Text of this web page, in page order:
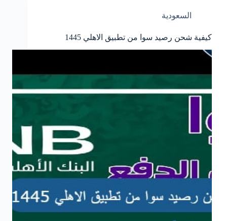
السعودية
كيفية شحن رصيد سوا من تطبيق الاهلي 1445